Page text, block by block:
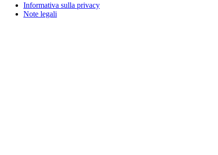
Informativa sulla privacy
Note legali